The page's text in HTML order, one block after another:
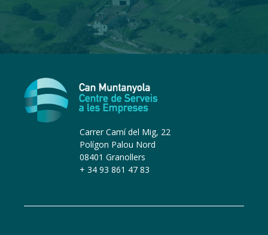
Carrer Camí del Mig, 22
Polígon Palou Nord
08401 Granollers
+ 34 93 861 47 83